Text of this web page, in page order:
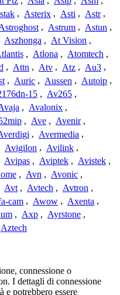
, Asterix , Asti , Astr ,
, Astrum , Astun ,
Aszhonga , At Vision ,
, Atlona , Atomtech ,
, Attn , Atv , Atz , Au3 ,
, Auric , Aussen , Autoip ,
15 , Av265 ,
, Avalonix ,
, Ave , Avenir ,
, Avermedia ,
Avigilon , Avilink ,
Avipas , Aviptek , Avistek ,
, Avn , Avonic ,
Avt , Avtech , Avtron ,
cam , Awow , Axenta ,
, Axp , Ayrstone ,
Aztech
connessione o
I dettagli di connessione
potrebbero essere